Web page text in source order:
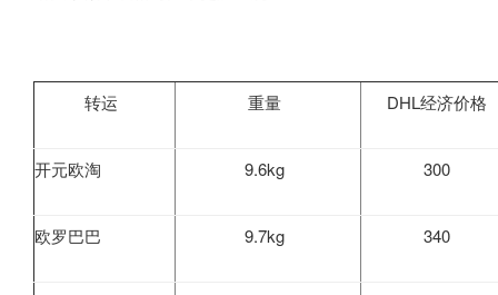
转运 重量 DHL经济价格
开元欧淘 9.6kg 300
欧罗巴巴 9.7kg 340